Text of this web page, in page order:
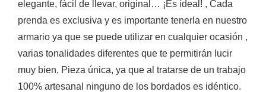
elegante, fácil de llevar, original… ¡Es ideal! , Cada
prenda es exclusiva y es importante tenerla en nuestro
armario ya que se puede utilizar en cualquier ocasión ,
varias tonalidades diferentes que te permitirán lucir
muy bien, Pieza única, ya que al tratarse de un trabajo
100% artesanal ninguno de los bordados es idéntico.